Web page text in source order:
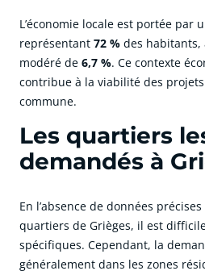
L’économie locale est portée par
représentant 72 % des habitants,
modéré de 6,7 %. Ce contexte
contribue à la viabilité des
commune.
Les quartiers
demandés à
En l’absence de données
quartiers de Grièges, il est
spécifiques. Cependant, la
généralement dans les zones